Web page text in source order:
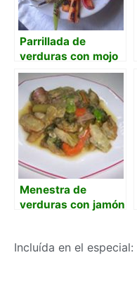
Parrillada de
verduras con mojo
picón
Menestra de
verduras con jamón
Incluída en el especial: